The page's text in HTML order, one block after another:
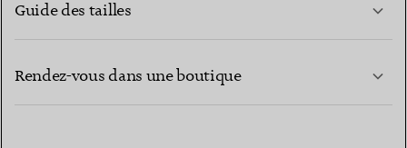
Guide des tailles
Rendez-vous dans une boutique